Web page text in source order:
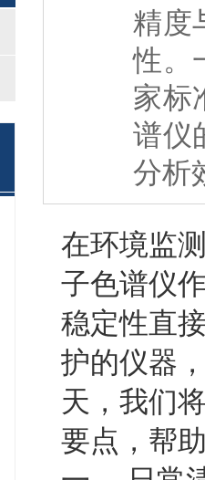
精度
性。
家标
谱仪
分析
在环境监
子色谱仪
稳定性直
护的仪器
天，我们
要点，帮